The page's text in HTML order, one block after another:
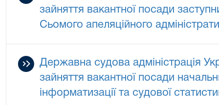
зайняття вакантної посади
Сьомого апеляційного
Державна судова адміністрація
зайняття вакантної посади
інформатизації та судової